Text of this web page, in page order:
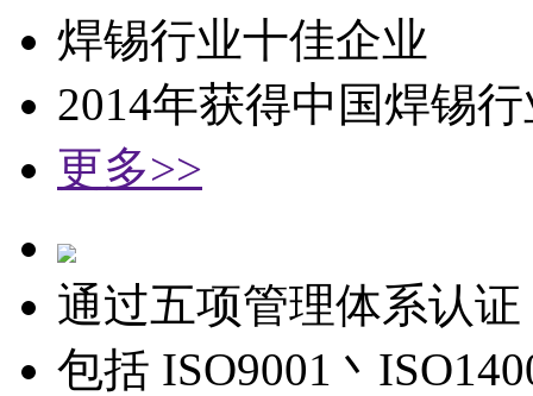
焊锡行业十佳企业
2014年获得中国焊锡
更多>>
通过五项管理体系认证
包括 ISO9001丶